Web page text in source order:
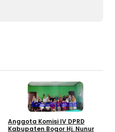
KomunitasNasional
Anggota Komisi IV DPRD
Kabupaten Bogor Hj. Nunur